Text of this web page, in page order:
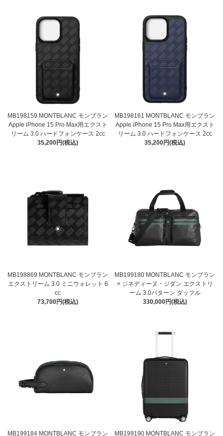
MB198159 MONTBLANC モンブラン
Apple iPhone 15 Pro Max用エクスト
リーム 3.0 ハードフォンケース 2cc
35,200円(税込)
MB198161 MONTBLANC モンブラン
Apple iPhone 15 Pro Max用エクスト
リーム 3.0 ハードフォンケース 2cc
35,200円(税込)
MB198869 MONTBLANC モンブラン
エクストリーム 3.0 ミニウォレット 6
cc
73,700円(税込)
MB199180 MONTBLANC モンブラン
× ジネディーヌ・ジダン エクストリ
ーム 3.0パターン ダッフル
330,000円(税込)
MB199184 MONTBLANC モンブラン
MB199190 MONTBLANC モンブラン